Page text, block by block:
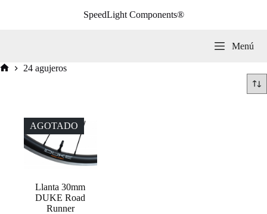
SpeedLight Components®
Menú
24 agujeros
AGOTADO
Llanta 30mm
DUKE Road
Runner